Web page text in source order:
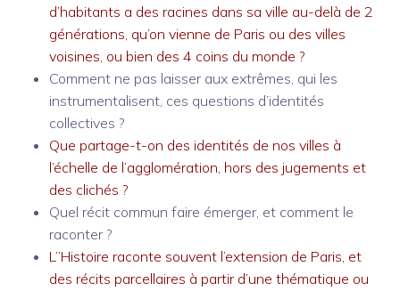
d’habitants a des racines dans sa ville au-delà de 2
générations, qu’on vienne de Paris ou des villes
voisines, ou bien des 4 coins du monde ?
Comment ne pas laisser aux extrêmes, qui les
instrumentalisent, ces questions d’identités
collectives ?
Que partage-t-on des identités de nos villes à
l’échelle de l’agglomération, hors des jugements et
des clichés ?
Quel récit commun faire émerger, et comment le
raconter ?
L’’Histoire raconte souvent l’extension de Paris, et
des récits parcellaires à partir d’une thématique ou